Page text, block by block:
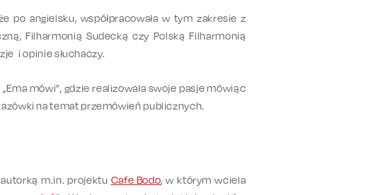
po angielsku, współpracowała w tym zakresie z
Filharmonią Sudecką czy Polską Filharmonią
i opinie słuchaczy.
mówi”, gdzie realizowała swoje pasje mówiąc
na temat przemówień publicznych.
m.in. projektu Cafe Bodo, w którym wciela